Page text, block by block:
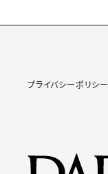
プライバシーポリシー